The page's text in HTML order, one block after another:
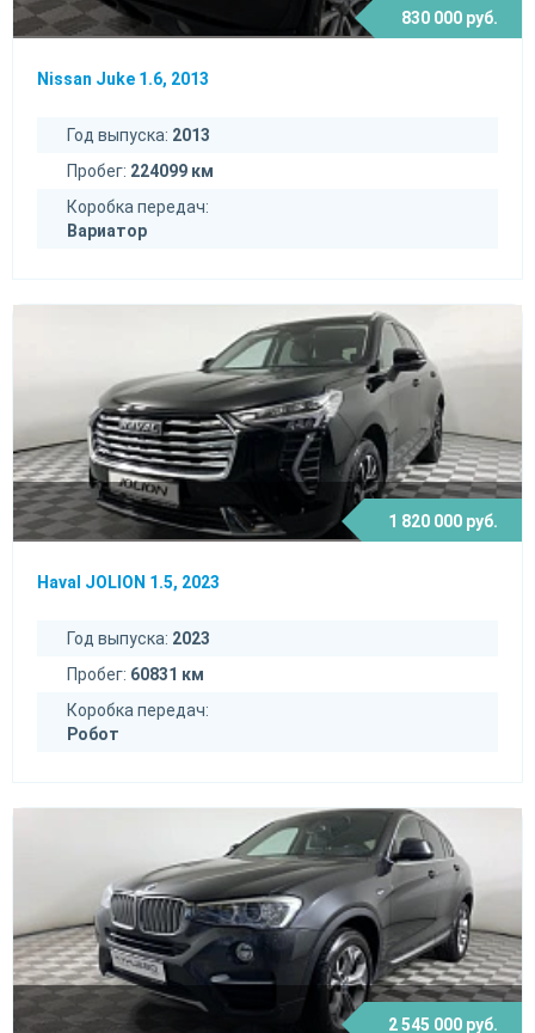
830 000 руб.
Nissan Juke 1.6, 2013
Год выпуска: 2013
Пробег: 224099 км
Коробка передач:
Вариатор
1 820 000 руб.
Haval JOLION 1.5, 2023
Год выпуска: 2023
Пробег: 60831 км
Коробка передач:
Робот
2 545 000 руб.